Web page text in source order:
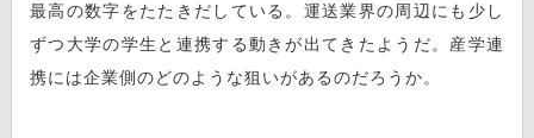
最高の数字をたたきだしている。運送業界の周辺にも少し
ずつ大学の学生と連携する動きが出てきたようだ。産学連
携には企業側のどのような狙いがあるのだろうか。